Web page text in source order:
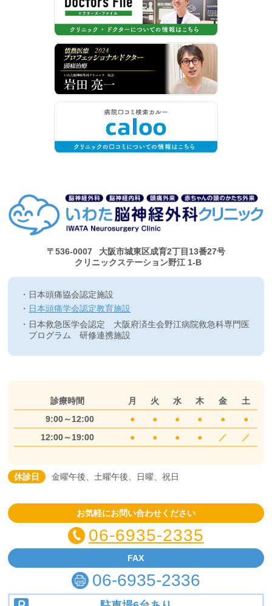
〒536-0007
大阪市城東区成育2丁目13番27号
クリニックステーション野江 1-B
日本頭痛協会認定施設
日本頭痛学会認定教育施設
日本救急医学会認定 大阪府済生会野江病院救急科専門医
プログラム 研修連携施設
診療時間 月 火 水 木 金
土
9:00～12:00
● ● ● ● ●
●
12:00～19:00
● ● ● ● ／ ／
休診日 金曜午後、土曜午後、日曜、祝日
お気軽にお問い合わせください
06-6935-2335
FAX
06-6935-2336